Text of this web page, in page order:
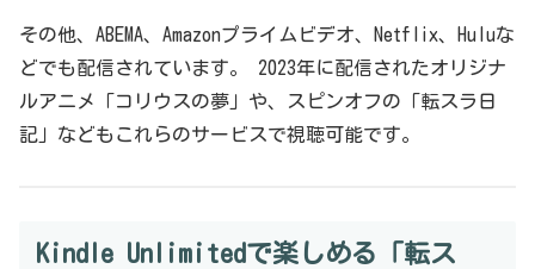
その他、ABEMA、Amazonプライムビデオ、Netflix、Huluな
どでも配信されています。 2023年に配信されたオリジナ
ルアニメ「コリウスの夢」や、スピンオフの「転スラ日
記」などもこれらのサービスで視聴可能です。
Kindle Unlimitedで楽しめる「転ス